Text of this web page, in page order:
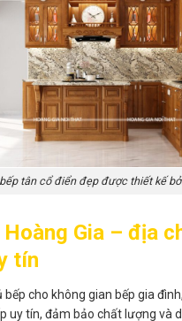
tân cổ điển đẹp được thiết kế
Gia – địa
tín
bếp cho không gian bếp gia
uy tín, đảm bảo chất lượng và